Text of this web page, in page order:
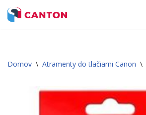
Domov \ Atramenty do tlačiarni Canon \